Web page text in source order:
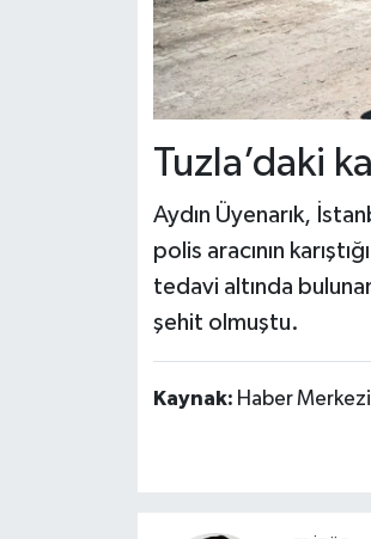
Tuzla’daki
Aydın Üyenarık,
polis aracının
tedavi altında
şehit olmuştu.
Kaynak: Haber Merkezi